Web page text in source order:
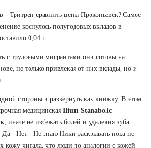
- Тритрен сравнить цены Прокопьевск? Самое
коснулось полугодовых вкладов в
0,04 п.
с трудовыми мигрантами они готовы на
не только привлекая от них вклады, но и
стороны и развернуть как книжку. В этом
медицинская Ilium Stanabolic
, иначе не избежать болей и удаления зуба.
Да - Нет - Не знаю Ники раскрывать пока не
кожу читала, что люди по аналогии с кожей